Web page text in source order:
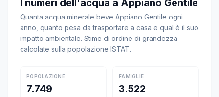
I numeri dell'acqua a Appiano Gentile
Quanta acqua minerale beve Appiano Gentile ogni
anno, quanto pesa da trasportare a casa e qual è il suo
impatto ambientale. Stime di ordine di grandezza
calcolate sulla popolazione ISTAT.
POPOLAZIONE
7.749
FAMIGLIE
3.522